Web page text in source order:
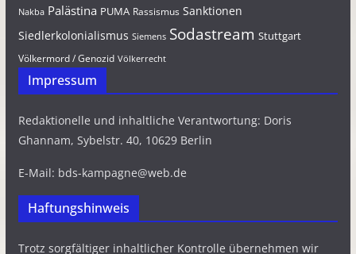
Nakba Palästina PUMA Rassismus Sanktionen
Siedlerkolonialismus Siemens Sodastream Stuttgart
Völkermord / Genozid Völkerrecht
Impressum
Redaktionelle und inhaltliche Verantwortung: Doris
Ghannam, Sybelstr. 40, 10629 Berlin
E-Mail: bds-kampagne@web.de
Haftungshinweis
Trotz sorgfältiger inhaltlicher Kontrolle übernehmen wir